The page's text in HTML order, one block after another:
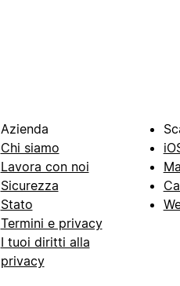
Azienda
Chi siamo
Lavora con noi
Sicurezza
Stato
Termini e privacy
I tuoi diritti alla
privacy